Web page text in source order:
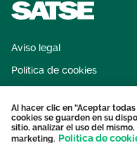
Aviso legal
Política de cookies
Protección datos
Contacto
Al hacer clic en “Aceptar
cookies se guarden en su
sitio, analizar el uso del
marketing. Política de